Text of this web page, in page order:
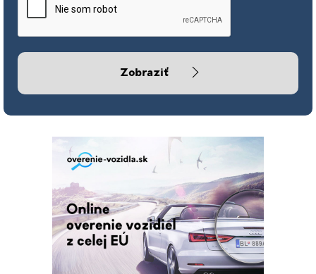
Zobraziť